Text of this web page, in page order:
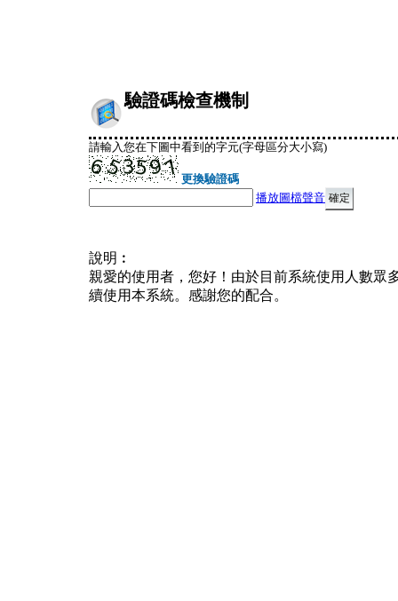
驗證碼檢查機制
請輸入您在下圖中看到的字元(字母區分大小寫)
更換驗證碼
播放圖檔聲音
說明︰
親愛的使用者，您好！由於目前系統使用人數眾
續使用本系統。感謝您的配合。